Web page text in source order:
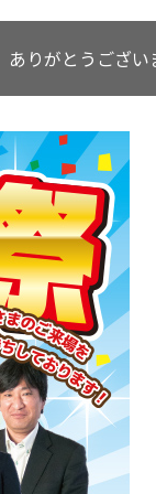
ありがとうござい